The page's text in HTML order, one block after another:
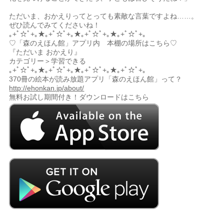
ただいま、おかえりってとっても素敵な言葉ですよね……。
ぜひ読んでみてくださいね！
｡+ﾟ☆ﾟ+｡★｡+ﾟ☆ﾟ+｡★｡+ﾟ☆ﾟ+｡★｡+ﾟ☆ﾟ+｡
♡「森のえほん館」アプリ内 本棚の場所はこちら♡
『ただいま おかえり』
カテゴリー＞学習できる
｡+ﾟ☆ﾟ+｡★｡+ﾟ☆ﾟ+｡★｡+ﾟ☆ﾟ+｡★｡+ﾟ☆ﾟ+｡
370冊の絵本が読み放題アプリ「森のえほん館」って？
http://ehonkan.jp/about/
無料お試し期間付き！ダウンロードはこちら